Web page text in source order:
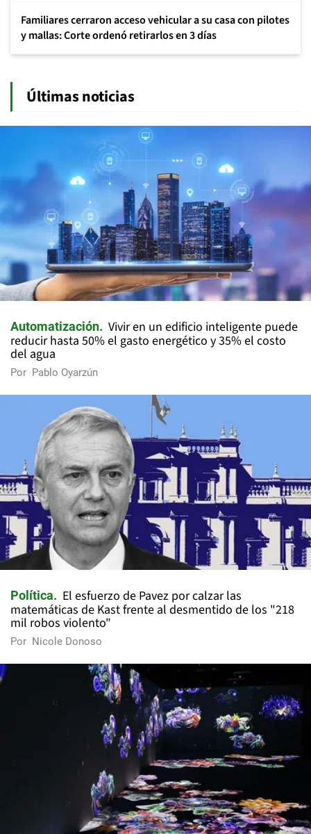
Familiares cerraron acceso vehicular a su casa con pilotes
y mallas: Corte ordenó retirarlos en 3 días
Últimas noticias
Automatización
Vivir en un edificio inteligente puede
reducir hasta 50% el gasto energético y 35% el costo
del agua
Por Pablo Oyarzún
Política
El esfuerzo de Pavez por calzar las
matemáticas de Kast frente al desmentido de los "218
mil robos violento"
Por Nicole Donoso